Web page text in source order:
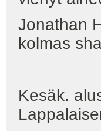
Jonathan
kolmas
Kesäk.